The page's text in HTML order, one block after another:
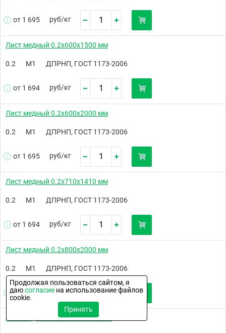
от 1 695 руб/кг
Лист медный 0.2х600х1500 мм
0.2 М1 ДПРНП, ГОСТ 1173-2006
от 1 694 руб/кг
Лист медный 0.2х600х2000 мм
0.2 М1 ДПРНП, ГОСТ 1173-2006
от 1 695 руб/кг
Лист медный 0.2х710х1410 мм
0.2 М1 ДПРНП, ГОСТ 1173-2006
от 1 694 руб/кг
Лист медный 0.2х800х2000 мм
0.2 М1 ДПРНП, ГОСТ 1173-2006
от 1 695 руб/ кг
Лист медный 0.2х1000х2000 мм
Продолжая пользоваться сайтом, я
даюсогласие на использование файлов
cookie.
Принять